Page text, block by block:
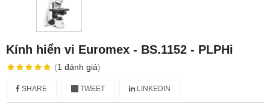
Kính hiển vi Euromex - BS.1152 ‑ PLPHi
(1 đánh giá)
SHARE TWEET LINKEDIN